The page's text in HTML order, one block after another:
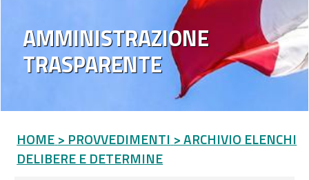
AMMINISTRAZIONE
TRASPARENTE
HOME > PROVVEDIMENTI > ARCHIVIO ELENCHI
DELIBERE E DETERMINE